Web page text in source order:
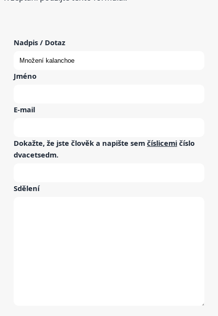
Nadpis / Dotaz
Jméno
E-mail
Dokažte, že jste člověk a napište sem číslicemi číslo
dvacetsedm.
Sdělení